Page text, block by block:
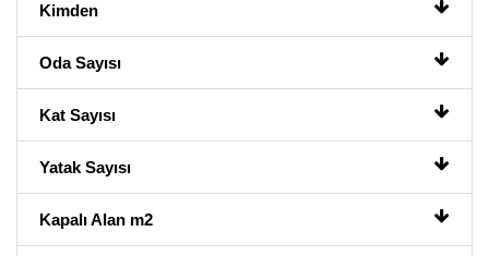
Kimden
Oda Sayısı
Kat Sayısı
Yatak Sayısı
Kapalı Alan m2